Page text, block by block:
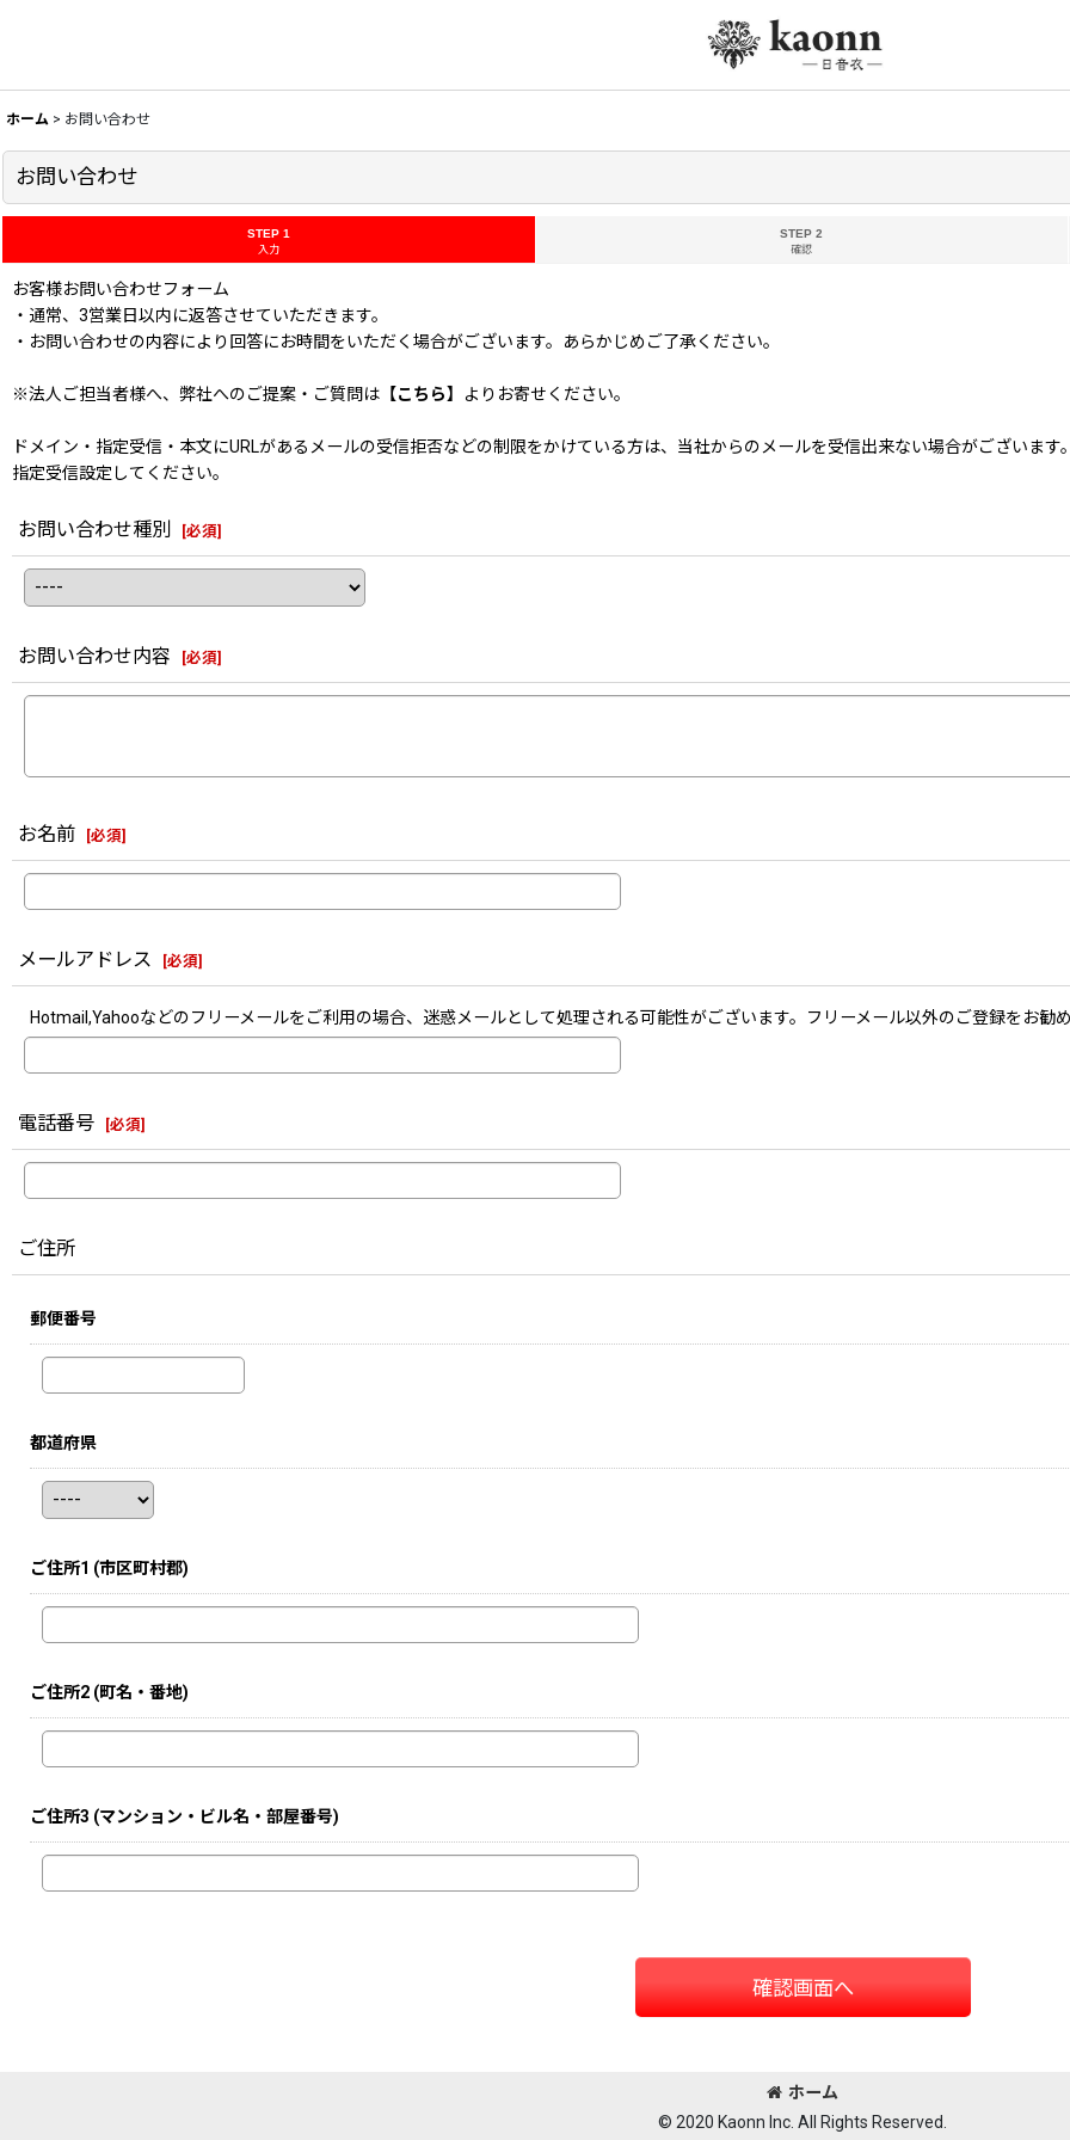
ホーム > お問い合わせ
お問い合わせ
STEP 1
入力
STEP 2
確認
お客様お問い合わせフォーム
・通常、3営業日以内に返答させていただきます。
・お問い合わせの内容により回答にお時間をいただく場合がございます。あらかじめご了承ください。
※法人ご担当者様へ、弊社へのご提案・ご質問は 【こちら】 よりお寄せください。
ドメイン・指定受信・本文にURLがあるメールの受信拒否などの制限をかけている方は、当社からのメールを受信出来ない場合がございま
指定受信設定してください。
お問い合わせ種別 [必須]
お問い合わせ内容 [必須]
お名前 [必須]
メールアドレス [必須]
Hotmail,Yahooなどのフリーメールをご利用の場合、迷惑メールとして処理される可能性がございます。フリーメール以外のご登録をお勧め
電話番号 [必須]
ご住所
郵便番号
都道府県
ご住所1 (市区町村郡)
ご住所2 (町名・番地)
ご住所3 (マンション・ビル名・部屋番号)
確認画面へ
ホーム
© 2020 Kaonn Inc. All Rights Reserved.